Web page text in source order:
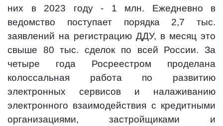
них в 2023 году - 1 млн. Ежедневно в
ведомство поступает порядка 2,7 тыс.
заявлений на регистрацию ДДУ, в месяц это
свыше 80 тыс. сделок по всей России. За
четыре года Росреестром проделана
колоссальная работа по развитию
электронных сервисов и налаживанию
электронного взаимодействия с кредитными
организациями, застройщиками и